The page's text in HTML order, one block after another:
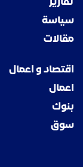
سياسة
مقالات
اقتصاد و اعمال
اعمال
بنوك
سوق